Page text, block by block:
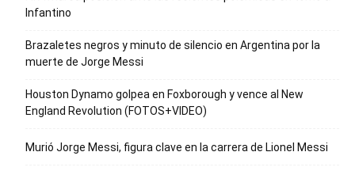
Infantino
Brazaletes negros y minuto de silencio en Argentina por la
muerte de Jorge Messi
Houston Dynamo golpea en Foxborough y vence al New
England Revolution (FOTOS+VIDEO)
Murió Jorge Messi, figura clave en la carrera de Lionel Messi